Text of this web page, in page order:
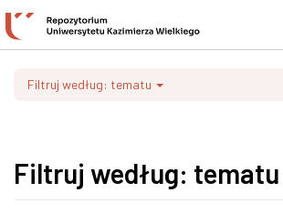
Filtruj według: tematu
Filtruj według: tematu